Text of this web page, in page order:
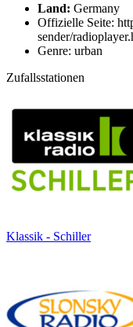
Land: Germany
Offizielle Seite:
sender/
Genre: urban
Zufallsstationen
Klassik - Schiller